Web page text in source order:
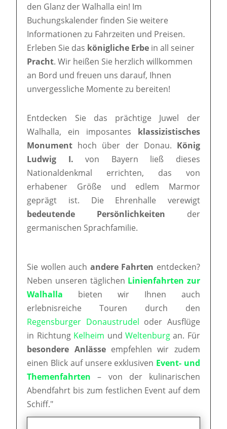
den Glanz der Walhalla ein! Im
Buchungskalender finden Sie weitere
Informationen zu Fahrzeiten und Preisen.
Erleben Sie das königliche Erbe in all seiner
Pracht. Wir heißen Sie herzlich willkommen
an Bord und freuen uns darauf, Ihnen
unvergessliche Momente zu bereiten!
Entdecken Sie das prächtige Juwel der
Walhalla, ein imposantes klassizistisches
Monument hoch über der Donau. König
Ludwig I. von Bayern ließ dieses
Nationaldenkmal errichten, das von
erhabener Größe und edlem Marmor
geprägt ist. Die Ehrenhalle verewigt
bedeutende Persönlichkeiten der
germanischen Sprachfamilie.
Sie wollen auch andere Fahrten entdecken?
Neben unseren täglichen Linienfahrten zur
Walhalla bieten wir Ihnen auch
erlebnisreiche Touren durch den
Regensburger Donaustrudel oder Ausflüge
in Richtung Kelheim und Weltenburgan. Für
besondere Anlässeempfehlen wir zudem
einen Blick auf unsere exklusiven Event- und
Themenfahrten – von der kulinarischen
Abendfahrt bis zum festlichen Event auf dem
Schiff."